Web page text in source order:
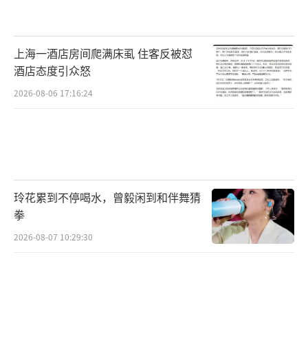
上海一酒店房间爬满床虱 住客反被怼
酒店态度引众怒
2026-08-06 17:16:24
玲花累到不停喝水，曾毅闲到和伴舞猜
拳
2026-08-07 10:29:30